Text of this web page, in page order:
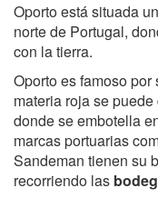
Oporto está situada
norte de Portugal,
con la tierra.
Oporto es famoso
materia roja se
donde se embotella
marcas portuarias
Sandeman tienen su
recorriendo las